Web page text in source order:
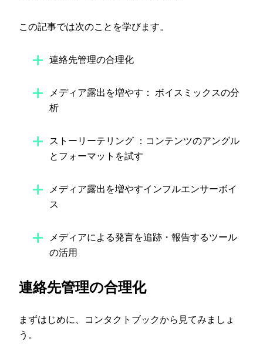
この記事では次のことを学びます。
連絡先管理の合理化
メディア露出を増やす： ボイスミックスの分
析
ストーリーテリング ：コンテンツのアングル
とフォーマットを試す
メディア露出を増やすインフルエンサーボイ
ス
メディアによる発言を追跡・報告するツール
の活用
連絡先管理の合理化
まずはじめに、コンタクトブックから見てみましょ
う。